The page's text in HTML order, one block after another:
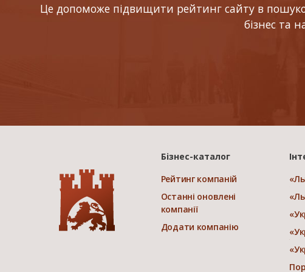
Це допоможе підвищити рейтинг сайту в
бізнес та
Бізнес-каталог
Рейтинг компаній
Останні оновлені
компанії
Додати компанію